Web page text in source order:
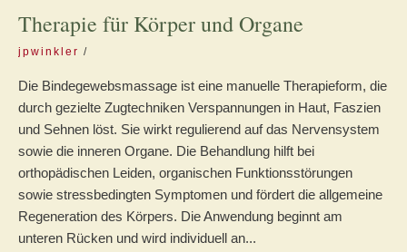
Therapie für Körper und Organe
jpwinkler
Die Bindegewebsmassage ist eine manuelle Therapieform, die
durch gezielte Zugtechniken Verspannungen in Haut, Faszien
und Sehnen löst. Sie wirkt regulierend auf das Nervensystem
sowie die inneren Organe. Die Behandlung hilft bei
orthopädischen Leiden, organischen Funktionsstörungen
sowie stressbedingten Symptomen und fördert die allgemeine
Regeneration des Körpers. Die Anwendung beginnt am
unteren Rücken und wird individuell an...